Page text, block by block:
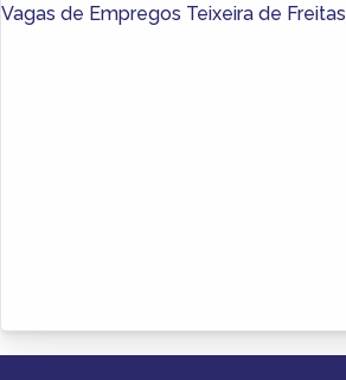
Vagas de Empregos Teixeira de Freitas